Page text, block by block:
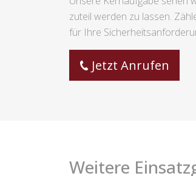
zuteil werden zu lassen.
für Ihre
Jetzt Anrufen
Weitere